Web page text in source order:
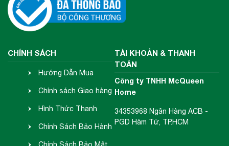
CHÍNH SÁCH
Hướng Dẫn Mua
Hàng
Chính sách Giao hàng
- Nhận hàng
Hình Thức Thanh
Toán
Chính Sách Bảo Hành
TÀI KHOẢN & THANH
TOÁN
Công ty TNHH McQueen
Home
34353968 Ngân Hàng ACB -
PGD Hàm Tử, TP.HCM